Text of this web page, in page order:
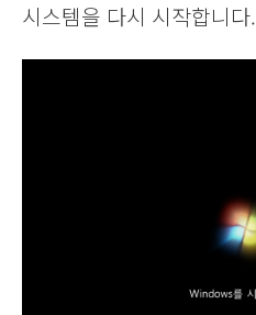
시스템을 다시 시작합니다.